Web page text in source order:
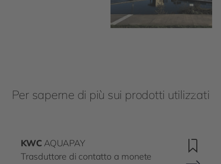
Per saperne di più sui prodotti utilizzati
KWCAQUAPAY
Trasduttore di contatto a monete